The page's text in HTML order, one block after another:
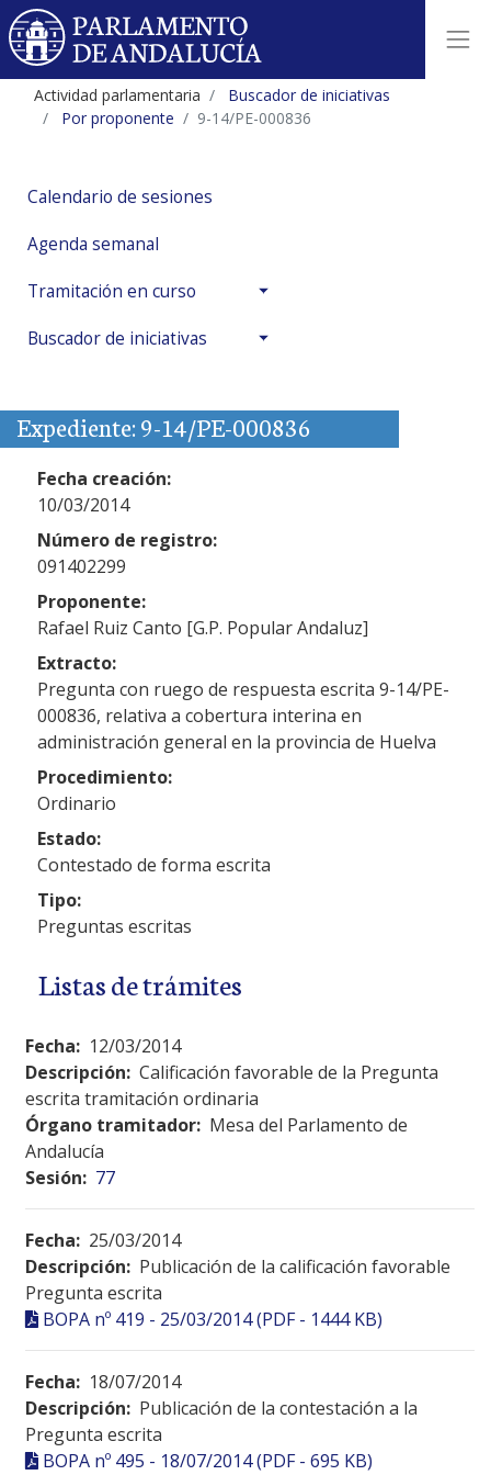
Actividad parlamentaria
Buscador de iniciativas
Por proponente
9-14/PE-000836
Calendario de sesiones
Agenda semanal
Tramitación en curso
Buscador de iniciativas
Expediente: 9-14/PE-000836
Fecha creación:
10/03/2014
Número de registro:
091402299
Proponente:
Rafael Ruiz Canto [G.P. Popular Andaluz]
Extracto:
Pregunta con ruego de respuesta escrita 9-14/PE-
000836, relativa a cobertura interina en
administración general en la provincia de Huelva
Procedimiento:
Ordinario
Estado:
Contestado de forma escrita
Tipo:
Preguntas escritas
Listas de trámites
Fecha: 12/03/2014
Descripción: Calificación favorable de la Pregunta
escrita tramitación ordinaria
Órgano tramitador: Mesa del Parlamento de
Andalucía
Sesión: 77
Fecha: 25/03/2014
Descripción: Publicación de la calificación favorable
Pregunta escrita
BOPA nº 419 - 25/03/2014 (PDF - 1444 KB)
Fecha: 18/07/2014
Descripción: Publicación de la contestación a la
Pregunta escrita
BOPA nº 495 - 18/07/2014 (PDF - 695 KB)